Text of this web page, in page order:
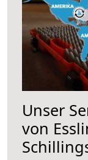
Unser
von